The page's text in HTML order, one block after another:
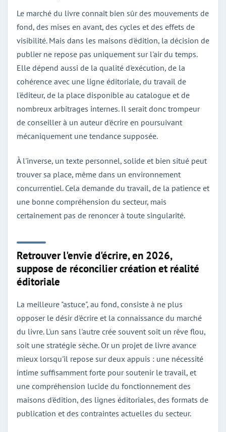
Le marché du livre connaît bien sûr des mouvements de
fond, des mises en avant, des cycles et des effets de
visibilité. Mais dans les maisons d'édition, la décision de
publier ne repose pas uniquement sur l'air du temps.
Elle dépend aussi de la qualité d'exécution, de la
cohérence avec une ligne éditoriale, du travail de
l'éditeur, de la place disponible au catalogue et de
nombreux arbitrages internes. Il serait donc trompeur
de conseiller à un auteur d'écrire en poursuivant
mécaniquement une tendance supposée.
À l'inverse, un texte personnel, solide et bien situé peut
trouver sa place, même dans un environnement
concurrentiel. Cela demande du travail, de la patience et
une bonne compréhension du secteur, mais
certainement pas de renoncer à toute singularité.
Retrouver l'envie d'écrire, en 2026,
suppose de réconcilier création et réalité
éditoriale
La meilleure "astuce", au fond, consiste à ne plus
opposer le désir d'écrire et la connaissance du marché
du livre. L'un sans l'autre crée souvent soit un rêve flou,
soit une stratégie sèche. Or un projet de livre avance
mieux lorsqu'il repose sur deux appuis : une nécessité
intime suffisamment forte pour soutenir le travail, et
une compréhension lucide du fonctionnement des
maisons d'édition, des lignes éditoriales, des formats de
publication et des contraintes actuelles du secteur.